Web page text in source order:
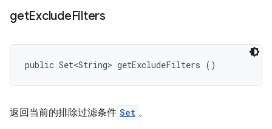
getExcludeFilters
public Set<String> getExcludeFilters ()
返回当前的排除过滤条件 Set 。